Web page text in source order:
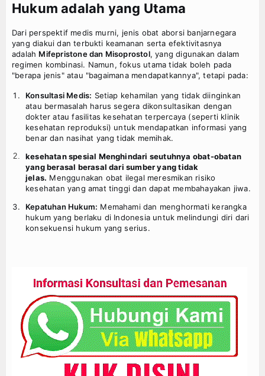
Hukum adalah yang Utama
Dari perspektif medis murni, jenis obat aborsi banjarnegara
yang diakui dan terbukti keamanan serta efektivitasnya
adalah Mifepristone dan Misoprostol, yang digunakan dalam
regimen kombinasi. Namun, fokus utama tidak boleh pada
"berapa jenis" atau "bagaimana mendapatkannya", tetapi pada:
Konsultasi Medis: Setiap kehamilan yang tidak diinginkan
atau bermasalah harus segera dikonsultasikan dengan
dokter atau fasilitas kesehatan terpercaya (seperti klinik
kesehatan reproduksi) untuk mendapatkan informasi yang
benar dan nasihat yang tidak memihak.
kesehatan spesial Menghindari seutuhnya obat-obatan
yang berasal berasal dari sumber yang tidak
jelas. Menggunakan obat ilegal meresmikan risiko
kesehatan yang amat tinggi dan dapat membahayakan jiwa.
Kepatuhan Hukum: Memahami dan menghormati kerangka
hukum yang berlaku di Indonesia untuk melindungi diri dari
konsekuensi hukum yang serius.